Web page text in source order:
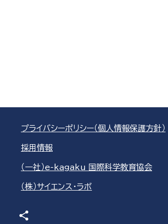
プライバシーポリシー（個人情報保護方針）
採用情報
（一社）e-kagaku 国際科学教育協会
（株）サイエンス・ラボ
share